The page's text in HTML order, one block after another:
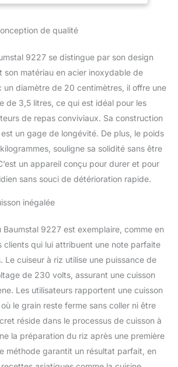
cuisson du riz et des
graines débutent leur
cuisson dans l'eau et la
terminent à la vapeur.
Dimensions : 18 cm
Température four: 280
de qualité
9227 se distingue par son design
son matériau en acier inoxydable de
un diamètre de 20 centimètres, il offre une
de 3,5 litres, ce qui est idéal pour les
de repas conviviaux. Sa construction
un gage de longévité. De plus, le poids
souligne sa solidité sans être
un appareil conçu pour durer et pour
sans souci de détérioration rapide.
inégalée
Baumstal 9227 est exemplaire, comme en
clients qui lui attribuent une note parfaite
Le cuiseur à riz utilise une puissance de
de 230 volts, assurant une cuisson
Les utilisateurs rapportent une cuisson
le grain reste ferme sans coller ni être
réside dans le processus de cuisson à
la préparation du riz après une première
méthode garantit un résultat parfait, en